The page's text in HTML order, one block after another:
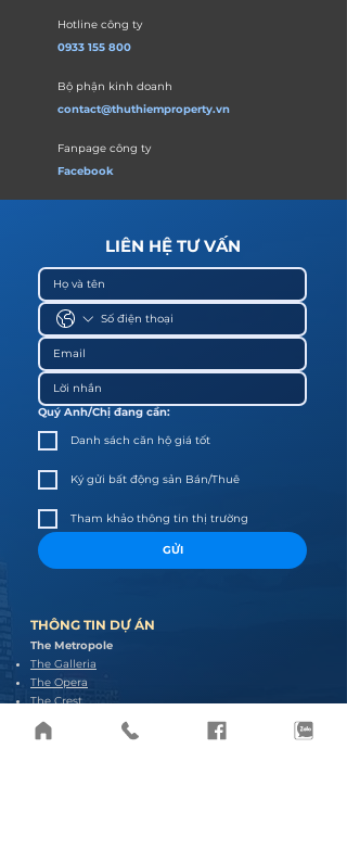
Hotline công ty
0933 155 800
Bộ phận kinh doanh
contact@thuthiemproperty.vn
Fanpage công ty
Facebook
LIÊN HỆ TƯ VẤN
Quý Anh/Chị đang cần:
Danh sách căn hộ giá tốt
Ký gửi bất động sản Bán/Thuê
Tham khảo thông tin thị trường
GỬI
THÔNG TIN DỰ ÁN
The Metropole
The Galleria
The Opera
The Crest
The Metropole Thủ Thiêm
The Empire City